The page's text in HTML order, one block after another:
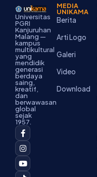
Universitas
PGRI
Kanjuruhan
Malang —
kampus
multikultural
yang
mendidik
generasi
berdaya
saing,
kreatif,
dan
berwawasan
global
sejak
1957.
F
a
c
e
b
o
o
I
n
s
t
a
g
r
Y
o
u
t
u
b
e
T
i
k
t
o
k
L
i
n
k
e
d
i
MEDIA
UNIKAMA
Berita
Arti Logo
Galeri
Video
Download